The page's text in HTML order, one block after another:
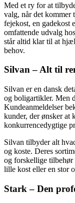
Med et ry for at
valg, når det kommer
fejekost, en gadekost
omfattende udvalg
står altid klar til at
behov.
Silvan – Alt til
Silvan er en dansk
og boligartikler. Men
Kundeanmeldelser
kunder, der ønsker at
konkurrencedygtige
Silvan tilbyder alt
og koste. Deres
og forskellige
lille kost eller en stor
Stark – Den